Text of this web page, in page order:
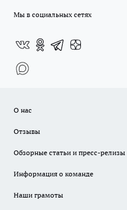
Мы в социальных сетях
О нас
Отзывы
Обзорные статьи и пресс-релизы
Информация о команде
Наши грамоты